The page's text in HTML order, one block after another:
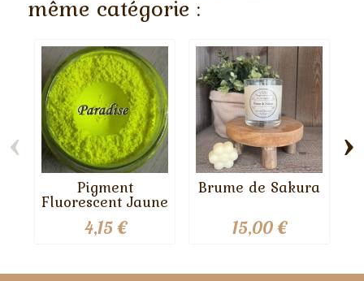
même catégorie :
Pigment
Fluorescent Jaune
4,15 €
Brume de Sakura
15,00 €
‹ ›